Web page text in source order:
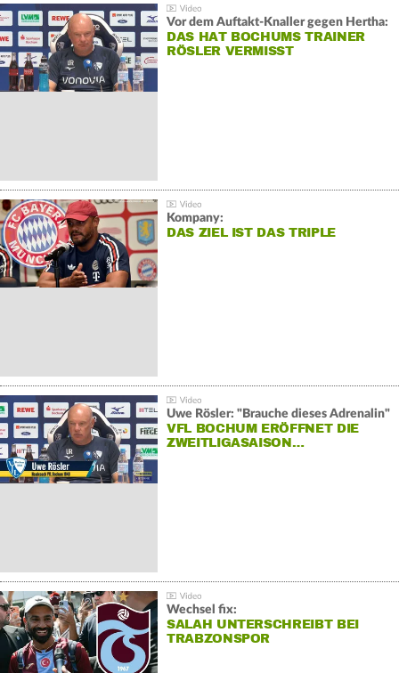
Vor dem Auftakt-Knaller gegen Hertha:
DAS HAT BOCHUMS TRAINER
RÖSLER VERMISST
Kompany:
DAS ZIEL IST DAS TRIPLE
Uwe Rösler: "Brauche dieses Adrenalin"
VFL BOCHUM ERÖFFNET DIE
ZWEITLIGASAISON…
Wechsel fix:
SALAH UNTERSCHREIBT BEI
TRABZONSPOR